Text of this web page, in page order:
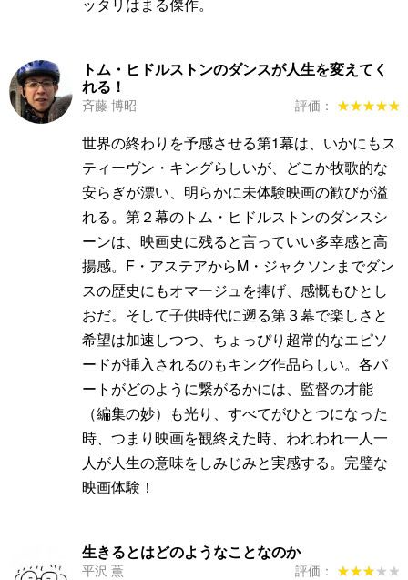
トム・ヒドルストンのダンスが人生を変えてく
れる！
斉藤 博昭 評価： ★★★★★
★★★★★
世界の終わりを予感させる第1幕は、いかにもス
ティーヴン・キングらしいが、どこか牧歌的な
安らぎが漂い、明らかに未体験映画の歓びが溢
れる。第２幕のトム・ヒドルストンのダンスシ
ーンは、映画史に残ると言っていい多幸感と高
揚感。F・アステアからM・ジャクソンまでダン
スの歴史にもオマージュを捧げ、感慨もひとし
おだ。そして子供時代に遡る第３幕で楽しさと
希望は加速しつつ、ちょっぴり超常的なエピソ
ードが挿入されるのもキング作品らしい。各パ
ートがどのように繋がるかには、監督の才能
（編集の妙）も光り、すべてがひとつになった
時、つまり映画を観終えた時、われわれ一人一
人が人生の意味をしみじみと実感する。完璧な
映画体験！
生きるとはどのようなことなのか
平沢 薫 評価： ★★★★★
★★★★★